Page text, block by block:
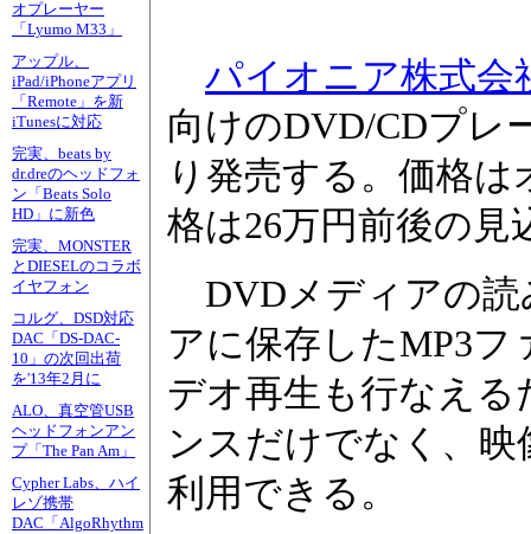
オプレーヤー
「Lyumo M33」
アップル、
iPad/iPhoneアプリ
「Remote」を新
iTunesに対応
完実、beats by
dr.dreのヘッドフォ
ン「Beats Solo
HD」に新色
完実、MONSTER
とDIESELのコラボ
イヤフォン
コルグ、DSD対応
DAC「DS-DAC-
10」の次回出荷
を'13年2月に
ALO、真空管USB
ヘッドフォンアン
プ「The Pan Am」
Cypher Labs、ハイ
レゾ携帯
DAC「AlgoRhythm
パイオニア株式会
向けのDVD/CDプレ
り発売する。価格
格は26万円前後の見
DVDメディアの読
アに保存したMP3
デオ再生も行なえる
ンスだけでなく、
利用できる。